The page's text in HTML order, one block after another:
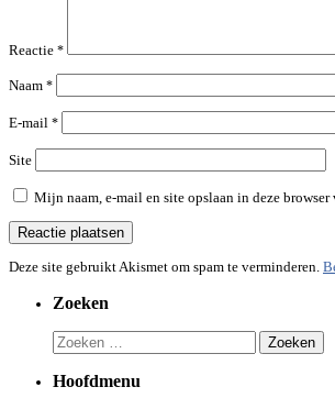
Reactie *
Naam *
E-mail *
Site
Mijn naam, e-mail en site opslaan in deze
Deze site gebruikt Akismet om spam te verminderen.
Zoeken
Zoeken
naar:
Hoofdmenu